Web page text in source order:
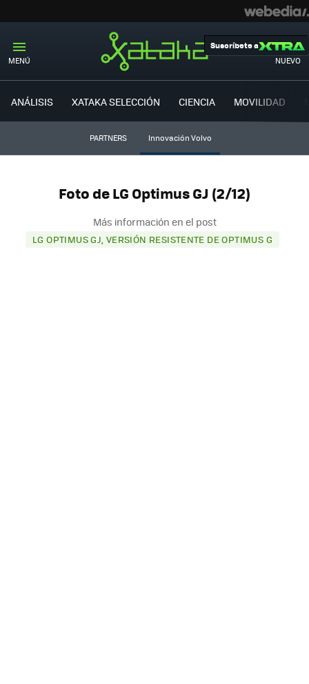
MENÚ NUEVO
Suscríbete a
ANÁLISIS XATAKA SELECCIÓN CIENCIA MOVILIDAD
PARTNERS Innovación Volvo
Foto de LG Optimus GJ (2/12)
Más información en el post
LG OPTIMUS GJ, VERSIÓN RESISTENTE DE OPTIMUS G